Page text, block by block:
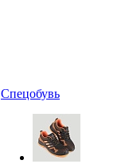
Спецобувь